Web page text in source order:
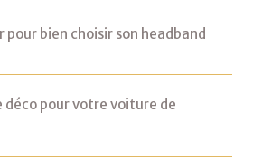
pour bien choisir son headband
déco pour votre voiture de